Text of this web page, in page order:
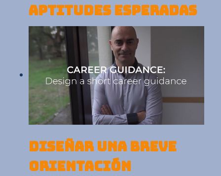
APTITUDES ESPERADAS
DISEÑAR UNA BREVE
ORIENTACIÓN